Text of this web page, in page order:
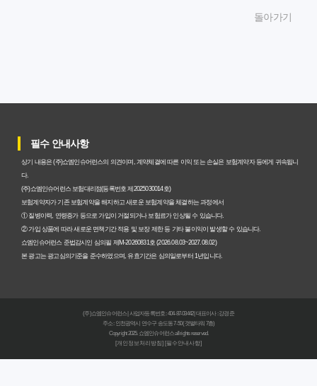
갱신형 암보험과 비갱신형, 어떤 차이가 있을까? 내게 맞는
암보험비갱신형, 평생 고정 보험료의 숨겨진 가치와 현명한
선택 기준
암보험 비갱신형, 왜 지금 선택해야 할까요? 미래 보험료 걱
정 끝내는 방법
갱신형 vs 비갱신형 암보험, 당신에게 더 유리한 선택은? 완
돌아가기
필수 안내사항
상기 내용은 (주)쇼엠인슈어런스의 의견이며, 계약체결에 따른 이익 또는 손실은 보험계약자 등에게 귀속됩니
다.
(주)쇼엠인슈어런스 보험대리점(등록번호 제2025030014호)
보험계약자가 기존 보험계약을 해지하고 새로운 보험계약을 체결하는 과정에서
① 질병이력, 연령증가 등으로 가입이 거절되거나 보험료가 인상될 수 있습니다.
② 가입 상품에 따라 새로운 면책기간 적용 및 보장 제한 등 기타 불이익이 발생할 수 있습니다.
쇼엠인슈어런스 준법감시인 심의필 제M-20260831호 (2026.08.03~2027.08.02)
본 광고는 광고심의기준을 준수하였으며, 유효기간은 심의일로부터 1년입니다.
(주)쇼엠인슈어런스 | 사업자등록번호 : 404-87-03442 | 대표이사 : 강경준
주소 : 인천광역시 연수구 송도동 7-50 (갯벌타워 7층)
Copyright 2025. 쇼엠인슈어런스 all rights reserved.
[개인정보처리방침] [필수안내사항]